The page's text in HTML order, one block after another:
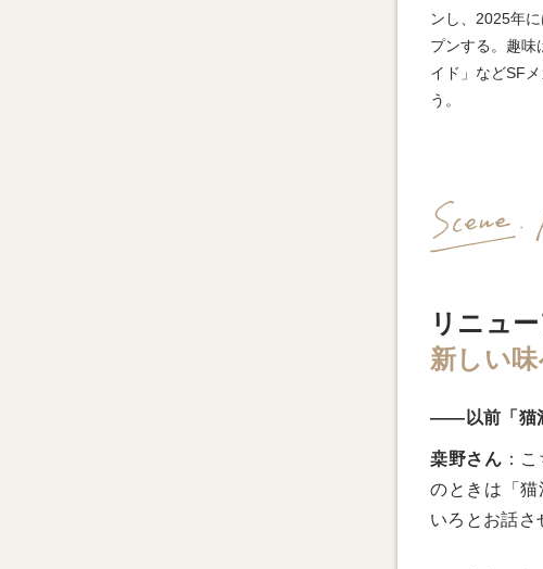
ンし、2025年
プンする。趣味
イド」などSF
う。
リニュ
新しい
――以前「猫
桒野さん ：
のときは「
いろとお話さ